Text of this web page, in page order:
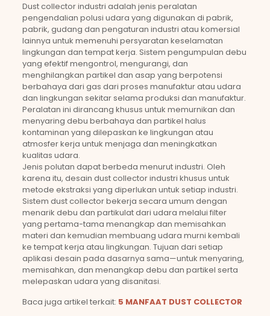
Dust collector industri adalah jenis peralatan
pengendalian polusi udara yang digunakan di pabrik,
pabrik, gudang dan pengaturan industri atau komersial
lainnya untuk memenuhi persyaratan keselamatan
lingkungan dan tempat kerja. Sistem pengumpulan debu
yang efektif mengontrol, mengurangi, dan
menghilangkan partikel dan asap yang berpotensi
berbahaya dari gas dari proses manufaktur atau udara
dan lingkungan sekitar selama produksi dan manufaktur.
Peralatan ini dirancang khusus untuk memurnikan dan
menyaring debu berbahaya dan partikel halus
kontaminan yang dilepaskan ke lingkungan atau
atmosfer kerja untuk menjaga dan meningkatkan
kualitas udara.
Jenis polutan dapat berbeda menurut industri. Oleh
karena itu, desain dust collector industri khusus untuk
metode ekstraksi yang diperlukan untuk setiap industri.
Sistem dust collector bekerja secara umum dengan
menarik debu dan partikulat dari udara melalui filter
yang pertama-tama menangkap dan memisahkan
materi dan kemudian membuang udara murni kembali
ke tempat kerja atau lingkungan. Tujuan dari setiap
aplikasi desain pada dasarnya sama—untuk menyaring,
memisahkan, dan menangkap debu dan partikel serta
melepaskan udara yang disanitasi.
Baca juga artikel terkait: 5 MANFAAT DUST COLLECTOR